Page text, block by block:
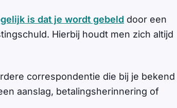
is dat je wordt gebeld door een
Hierbij houdt men zich altijd
correspondentie die bij je bekend
aanslag, betalingsherinnering of